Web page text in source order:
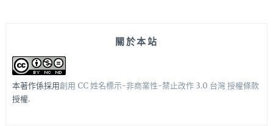
關於本站
本著作係採用創用 CC 姓名標示-非商業性-禁止改作 3.0 台灣 授權條款
授權.